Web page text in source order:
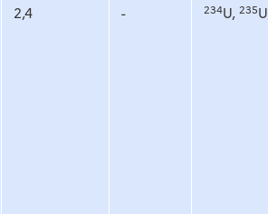
2,4 - 234U, 235U,